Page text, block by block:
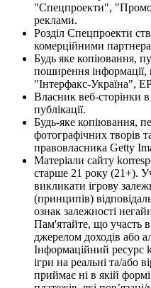
"Спецпроекти",
реклами.
Розділ Спецпроекти
комерційними
Будь яке копіювання,
поширення
"Інтерфакс-Україна",
Власник веб-сторінки
публікації.
Будь-яке копіювання,
фотографічних творів
правовласника Getty
Матеріали сайту
старше 21 року (21+).
викликати ігрову
(принципів)
ознак залежності
Пам'ятайте, що участь
джерелом доходів або
Інформаційний ресурс
ігри на реальні та/або
приймає ні в якій